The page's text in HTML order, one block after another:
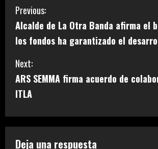
C
o
n
t
i
n
u
Previous:
Alcalde de La Otra Banda afirma el
los fondos ha garantizado el
Next:
ARS SEMMA firma acuerdo de
ITLA
Deja una respuesta